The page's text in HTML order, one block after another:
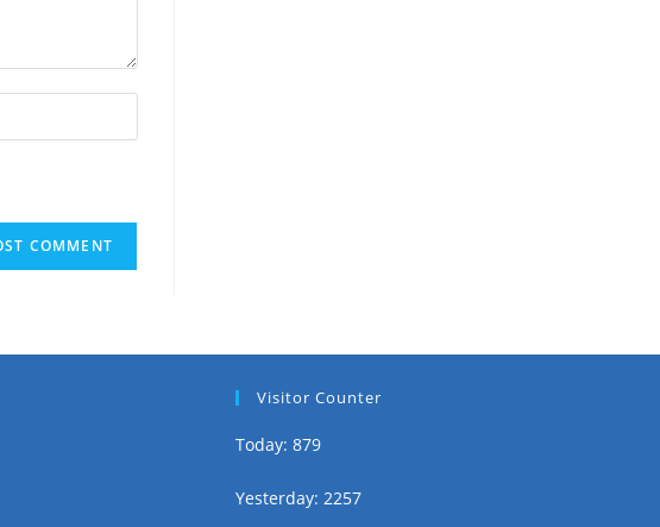
Visitor Counter
Today: 879
Yesterday: 2257